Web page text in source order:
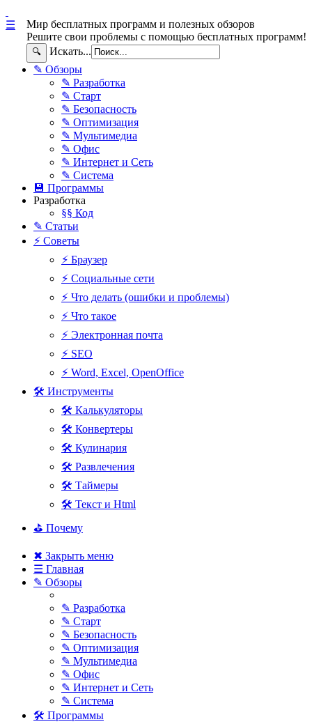
Мир бесплатных программ и полезных обзоров
Решите свои проблемы с помощью бесплатных программ!
🔍 Искать...
☰
✎ Обзоры
✎ Разработка
✎ Старт
✎ Безопасность
✎ Оптимизация
✎ Мультимедиа
✎ Офис
✎ Интернет и Сеть
✎ Система
💾 Программы
Разработка
§§ Код
✎ Статьи
⚡ Советы
⚡ Браузер
⚡ Социальные сети
⚡ Что делать (ошибки и проблемы)
⚡ Что такое
⚡ Электронная почта
⚡ SEO
⚡ Word, Excel, OpenOffice
🛠 Инструменты
🛠 Калькуляторы
🛠 Конвертеры
🛠 Кулинария
🛠 Развлечения
🛠 Таймеры
🛠 Текст и Html
⛳ Почему
✖ Закрыть меню
☰ Главная
✎ Обзоры
✎ Разработка
✎ Старт
✎ Безопасность
✎ Оптимизация
✎ Мультимедиа
✎ Офис
✎ Интернет и Сеть
✎ Система
🛠 Программы